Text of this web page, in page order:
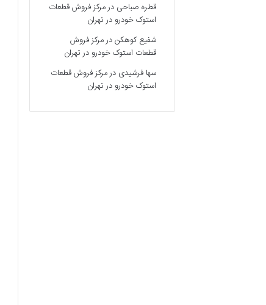
قطره صباحی درمرکز فروش قطعات
استوک خودرو در تهران
شفیع کوهکندرمرکز فروش
قطعات استوک خودرو در تهران
سها فرشیدی درمرکز فروش قطعات
استوک خودرو در تهران